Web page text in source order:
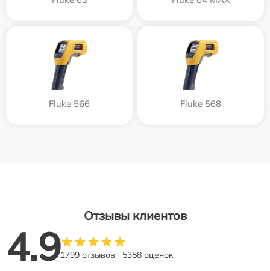
Fluke 566 Fluke 568
Отзывы клиентов
4.91799 отзывов 5358 оценок